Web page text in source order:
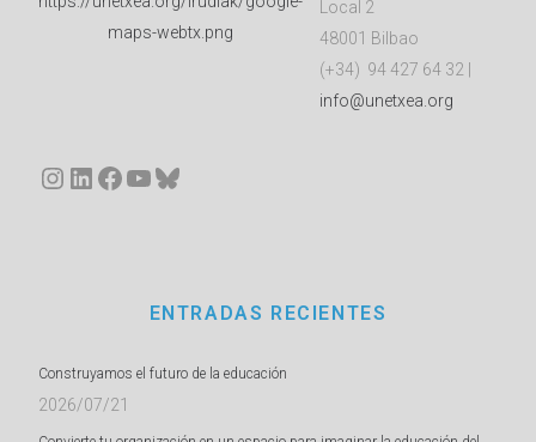
Local 2
48001 Bilbao
(+34) 94 427 64 32 |
info@unetxea.org
Instagram
LinkedIn
Facebook
YouTube
Bluesky
ENTRADAS RECIENTES
Construyamos el futuro de la educación
2026/07/21